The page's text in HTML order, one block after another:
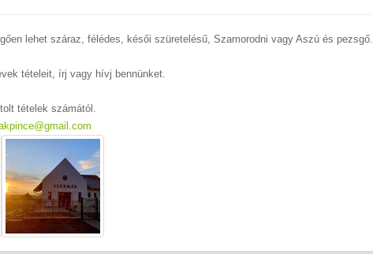
lehet száraz, félédes, késői szüretelésű, Szamorodni vagy Aszú és pezsgő.
tételeit, írj vagy hívj bennünket.
tételek számától.